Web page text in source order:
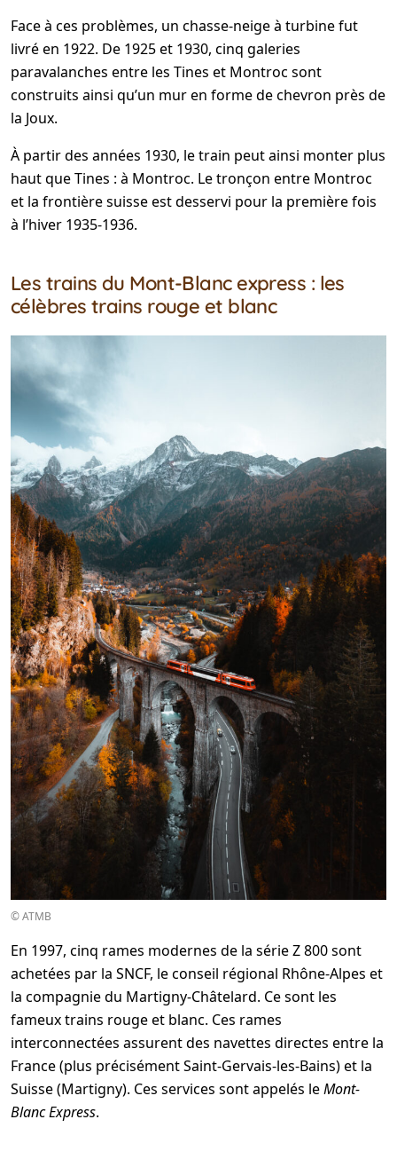
Face à ces problèmes, un chasse-neige à turbine fut
livré en 1922. De 1925 et 1930, cinq galeries
paravalanches entre les Tines et Montroc sont
construits ainsi qu’un mur en forme de chevron près de
la Joux.
À partir des années 1930, le train peut ainsi monter plus
haut que Tines : à Montroc. Le tronçon entre Montroc
et la frontière suisse est desservi pour la première fois
à l’hiver 1935-1936.
Les trains du Mont-Blanc express : les
célèbres trains rouge et blanc
© ATMB
En 1997, cinq rames modernes de la série Z 800 sont
achetées par la SNCF, le conseil régional Rhône-Alpes et
la compagnie du Martigny-Châtelard. Ce sont les
fameux trains rouge et blanc. Ces rames
interconnectées assurent des navettes directes entre la
France (plus précisément Saint-Gervais-les-Bains) et la
Suisse (Martigny). Ces services sont appelés leMont-
Blanc Express.